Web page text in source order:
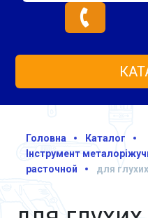
Головна
Каталог
Інструмент
расточной
для